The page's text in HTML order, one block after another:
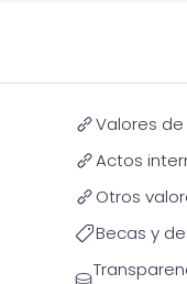
Valores
Actos
Otros
Becas y